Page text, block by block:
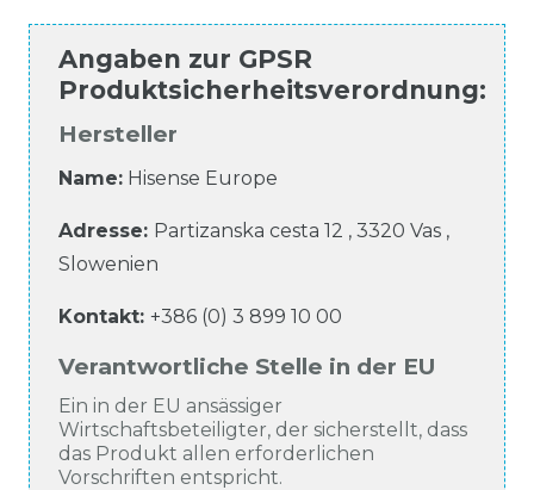
Angaben zur GPSR
Produktsicherheitsverordnung:
Hersteller
Name: Hisense Europe
Adresse: Partizanska cesta 12 , 3320 Vas ,
Slowenien
Kontakt: +386 (0) 3 899 10 00
Verantwortliche Stelle in der EU
Ein in der EU ansässiger
Wirtschaftsbeteiligter, der sicherstellt, dass
das Produkt allen erforderlichen
Vorschriften entspricht.